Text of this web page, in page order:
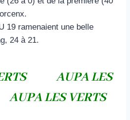
19 ramenaient une belle
24 à 21.
AUPA LES
LES VERTS